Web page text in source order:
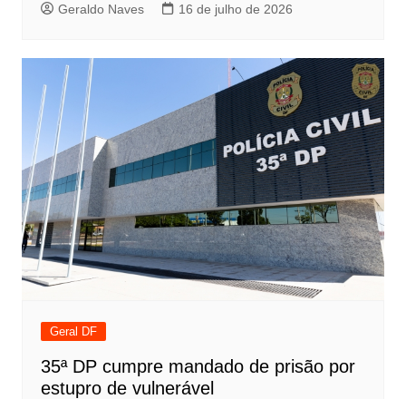
Geraldo Naves 16 de julho de 2026
Geral DF
35ª DP cumpre mandado de prisão por
estupro de vulnerável